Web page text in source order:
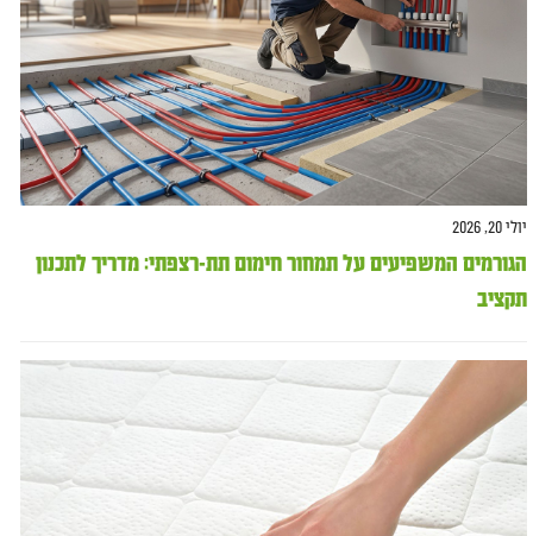
יולי 20, 2026
הגורמים המשפיעים על תמחור חימום תת-רצפתי: מדריך לתכנון
תקציב